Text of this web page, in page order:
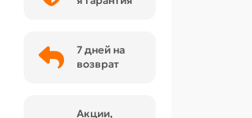
7 дней на
возврат
Акции,